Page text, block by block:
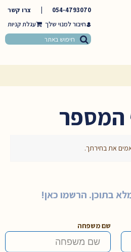
054-4793070
צרו קשר
חיבור למנוי שלך
המספר
את בחירתך.
בתוכן. הרשמו כאן!
שם משפחה